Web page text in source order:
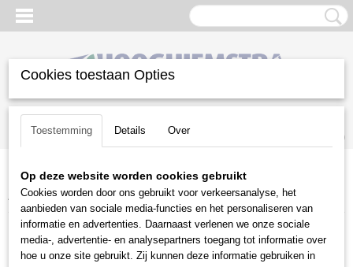
Inloggen Registreren
(0)
Home >Gazononderhoud>Stihl accu programma
Accuheggensnoeiers>Stihl HLA 56 zonder accu & lader
Cookies toestaan Opties
Toestemming Details Over
Op deze website worden cookies gebruikt
Cookies worden door ons gebruikt voor verkeersanalyse, het
aanbieden van sociale media-functies en het personaliseren van
informatie en advertenties. Daarnaast verlenen we onze sociale
media-, advertentie- en analysepartners toegang tot informatie over
hoe u onze site gebruikt. Zij kunnen deze informatie gebruiken in